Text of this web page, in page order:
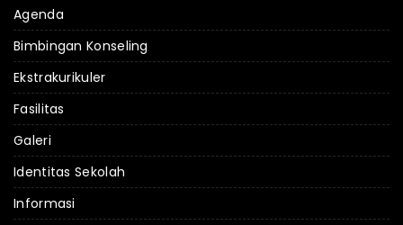
Agenda
Bimbingan Konseling
Ekstrakurikuler
Fasilitas
Galeri
Identitas Sekolah
Informasi